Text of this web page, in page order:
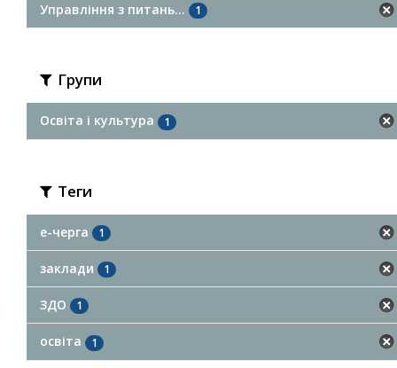
Управління з питань... 1
Групи
Освіта і культура 1
Теги
е-черга 1
заклади 1
ЗДО 1
освіта 1